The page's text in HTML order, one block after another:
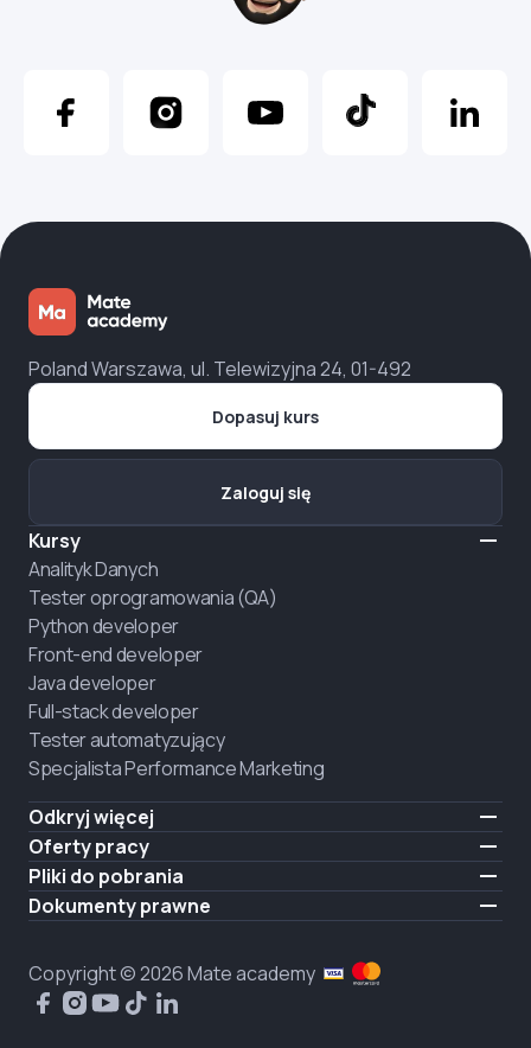
Poland Warszawa, ul. Telewizyjna 24, 01-492
Kursy
Analityk Danych
Tester oprogramowania (QA)
Python developer
Front-end developer
Java developer
Full-stack developer
Tester automatyzujący
Specjalista Performance Marketing
Odkryj więcej
Formaty nauczania
O nas
Ogłoszenie
Oferty pracy
Zatrudnij absolwenta
Pliki do pobrania
iOS
Dokumenty prawne
Polityka prywatności
Polityka plików cookies
Umowa publiczna
Dopasuj kurs
Zaloguj się
Copyright © 2026 Mate academy